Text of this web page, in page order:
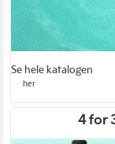
Se hele katalogen
her
4 for